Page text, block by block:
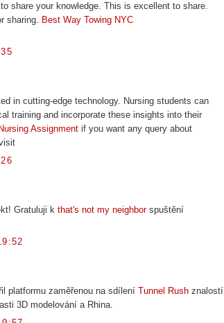
to share your knowledge. This is excellent to share.
sharing. Best Way Towing NYC
in cutting-edge technology. Nursing students can
training and incorporate these insights into their
Assignment if you want any query about
Gratuluji k that's not my neighborspuštění
platformu zaměřenou na sdílení Tunnel Rush znalostí
3D modelování a Rhina.